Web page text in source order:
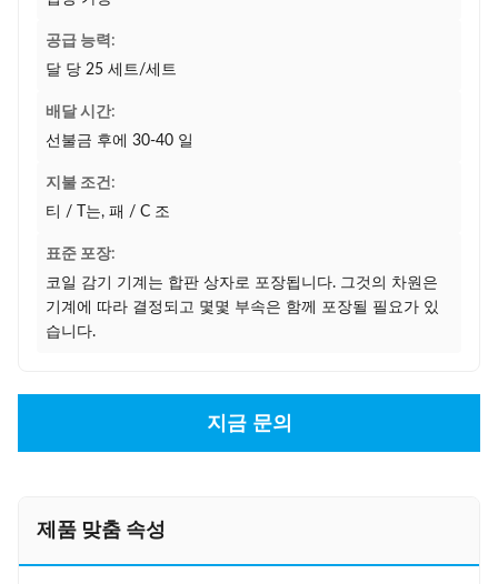
공급 능력:
달 당 25 세트/세트
배달 시간:
선불금 후에 30-40 일
지불 조건:
티 / T는, 패 / C 조
표준 포장:
코일 감기 기계는 합판 상자로 포장됩니다. 그것의 차원은
기계에 따라 결정되고 몇몇 부속은 함께 포장될 필요가 있
습니다.
지금 문의
제품 맞춤 속성